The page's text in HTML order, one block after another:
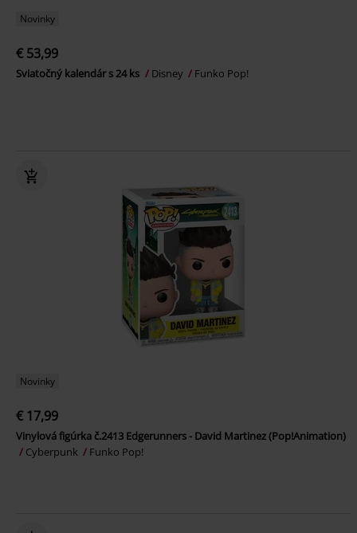
Novinky
€ 53,99
Sviatočný kalendár s 24 ks Disney Funko Pop!
Novinky
€ 17,99
Vinylová figúrka č.2413 Edgerunners - David Martinez (Pop!Animation)
Cyberpunk
Funko Pop!